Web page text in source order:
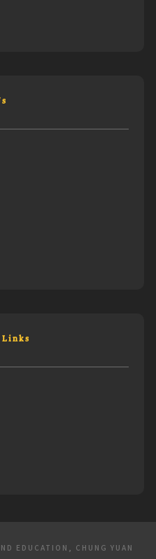
EDUCATION, CHUNG YUAN